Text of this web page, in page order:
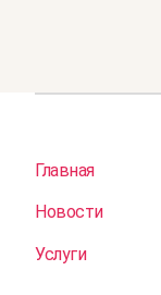
Главная
Новости
Услуги